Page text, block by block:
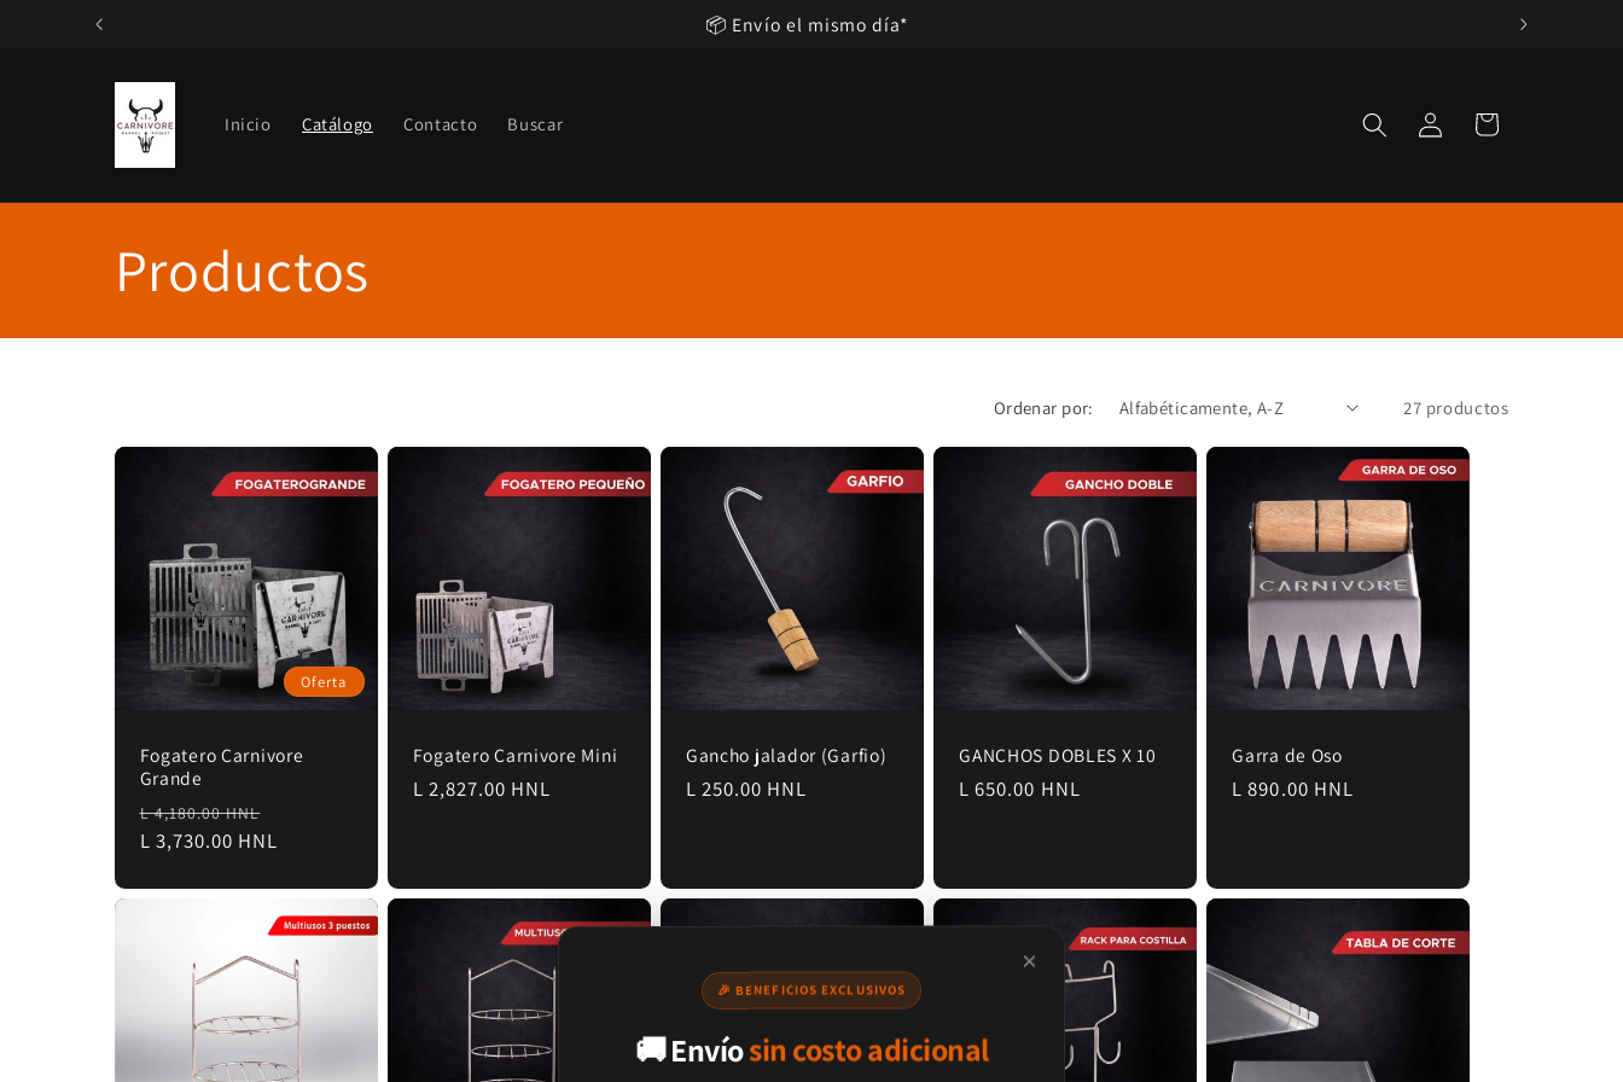
directamente
📦 Envío el mismo día*
Inicio Catálogo Contacto Buscar
Iniciar
sesión
Carrito
C
o
c
ó
n
:
Productos
Ordenar por: 27 productos
Oferta
Fogatero Carnivore
Grande
Precio
habitual
L 4,180.00 HNL
de
L 3,730.00 HNL
Fogatero Carnivore Mini
Precio
L 2,827.00 HNL
Gancho jalador (Garfio)
Precio
L 250.00 HNL
GANCHOS DOBLES X 10
Precio
L 650.00 HNL
Garra de Oso
Precio
L 890.00 HNL
×
🎉 BENEFICIOS EXCLUSIVOS
🚚 Envíosin costo adicional